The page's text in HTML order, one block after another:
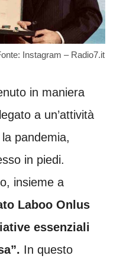
Instagram – Radio7.it
in maniera
a un’attività
pandemia,
in piedi.
insieme a
Laboo Onlus
essenziali
In questo